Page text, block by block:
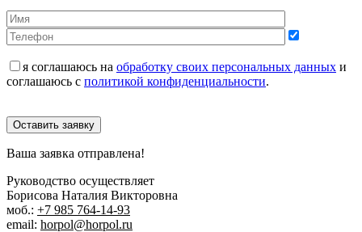
я соглашаюсь на обработку своих персональных данных и
соглашаюсь с политикой конфиденциальности.
Оставить заявку
Ваша заявка отправлена!
Руководство осуществляет
Борисова Наталия Викторовна
моб.: +7 985 764-14-93
email: horpol@horpol.ru